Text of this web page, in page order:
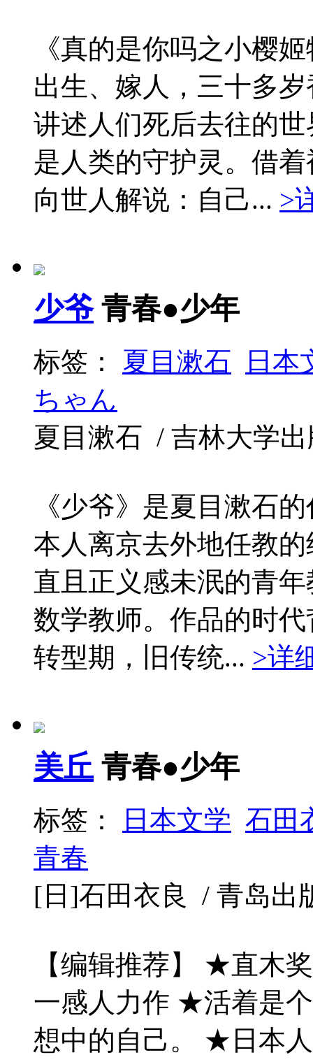
《真的是你吗之小樱
出生、嫁人，三十多
讲述人们死后去往的
是人类的守护灵。借
向世人解说：自己... >
少爷 青春●少年
标签： 夏目漱石
日本
ちゃん
夏目漱石 / 吉林大学
《少爷》是夏目漱石
本人离京去外地任教
直且正义感未泯的青
数学教师。作品的时
转型期，旧传统... >详
美丘 青春●少年
标签： 日本文学 石田
青春
[日]石田衣良 / 青岛出
【编辑推荐】 ★直木
一感人力作 ★活着是
想中的自己。 ★日本